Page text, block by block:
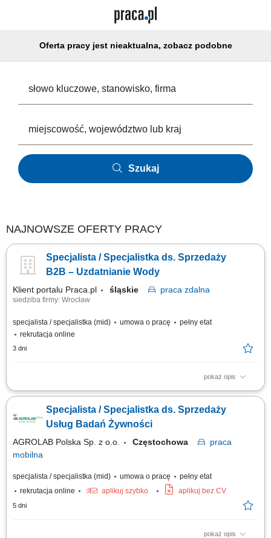
Oferta pracy jest nieaktualna, zobacz podobne
Szukaj
NAJNOWSZE OFERTY PRACY
Specjalista / Specjalistka ds. Sprzedaży
B2B – Uzdatnianie Wody
Klient portalu Praca.pl śląskie praca zdalna
siedziba firmy: Wrocław
specjalista / specjalistka (mid) umowa o pracę
pełny etat
rekrutacja online
3 dni
pokaż opis
aktywne pozyskiwanie nowych klientów B2B i rozwijanie sieci partnerów
zapewnianie im wsparcia, prowadzenie negocjacji handlowych i
przygotowywanie ofert dopasowanych do potrzeb klientów, współpraca z
Specjalista / Specjalistka ds. Sprzedaży
Usług Badań Żywności
AGROLAB Polska Sp. z o.o. Częstochowa
praca
mobilna
specjalista / specjalistka (mid) umowa o pracę
pełny etat
rekrutacja online
aplikuj szybko aplikuj bez CV
5 dni
pokaż opis